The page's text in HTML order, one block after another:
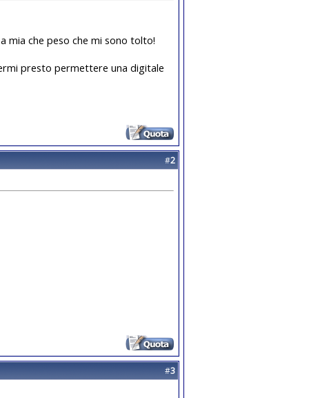
mia che peso che mi sono tolto!
presto permettere una digitale
#2
#3